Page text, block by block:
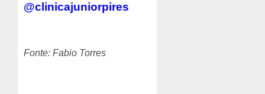
@clinicajuniorpires
Fonte: Fabio Torres